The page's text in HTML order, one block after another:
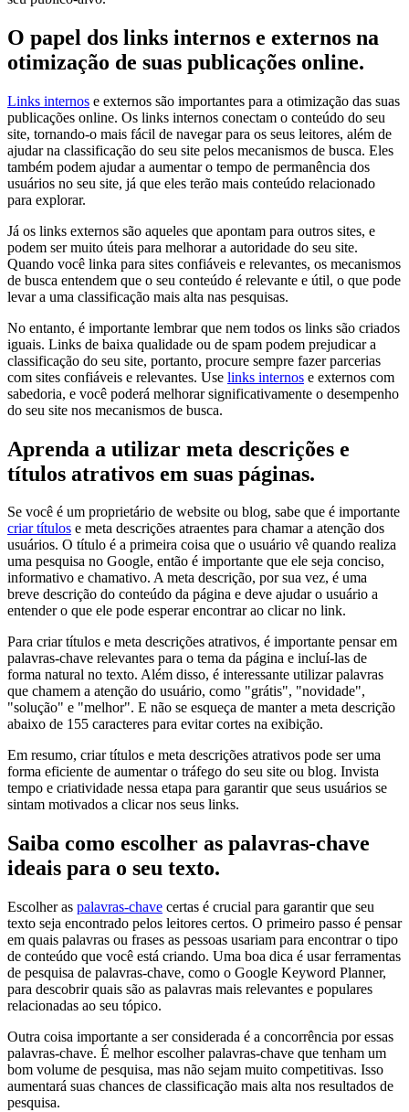
O papel dos links internos e externos na
otimização de suas publicações online.
Links internos e externos são importantes para a otimização das suas
publicações online. Os links internos conectam o conteúdo do seu
site, tornando-o mais fácil de navegar para os seus leitores, além de
ajudar na classificação do seu site pelos mecanismos de busca. Eles
também podem ajudar a aumentar o tempo de permanência dos
usuários no seu site, já que eles terão mais conteúdo relacionado
para explorar.
Já os links externos são aqueles que apontam para outros sites, e
podem ser muito úteis para melhorar a autoridade do seu site.
Quando você linka para sites confiáveis e relevantes, os mecanismos
de busca entendem que o seu conteúdo é relevante e útil, o que pode
levar a uma classificação mais alta nas pesquisas.
No entanto, é importante lembrar que nem todos os links são criados
iguais. Links de baixa qualidade ou de spam podem prejudicar a
classificação do seu site, portanto, procure sempre fazer parcerias
com sites confiáveis e relevantes. Use links internos e externos com
sabedoria, e você poderá melhorar significativamente o desempenho
do seu site nos mecanismos de busca.
Aprenda a utilizar meta descrições e
títulos atrativos em suas páginas.
Se você é um proprietário de website ou blog, sabe que é importante
criar títulos e meta descrições atraentes para chamar a atenção dos
usuários. O título é a primeira coisa que o usuário vê quando realiza
uma pesquisa no Google, então é importante que ele seja conciso,
informativo e chamativo. A meta descrição, por sua vez, é uma
breve descrição do conteúdo da página e deve ajudar o usuário a
entender o que ele pode esperar encontrar ao clicar no link.
Para criar títulos e meta descrições atrativos, é importante pensar em
palavras-chave relevantes para o tema da página e incluí-las de
forma natural no texto. Além disso, é interessante utilizar palavras
que chamem a atenção do usuário, como "grátis", "novidade",
"solução" e "melhor". E não se esqueça de manter a meta descrição
abaixo de 155 caracteres para evitar cortes na exibição.
Em resumo, criar títulos e meta descrições atrativos pode ser uma
forma eficiente de aumentar o tráfego do seu site ou blog. Invista
tempo e criatividade nessa etapa para garantir que seus usuários se
sintam motivados a clicar nos seus links.
Saiba como escolher as palavras-chave
ideais para o seu texto.
Escolher as palavras-chave certas é crucial para garantir que seu
texto seja encontrado pelos leitores certos. O primeiro passo é pensar
em quais palavras ou frases as pessoas usariam para encontrar o tipo
de conteúdo que você está criando. Uma boa dica é usar ferramentas
de pesquisa de palavras-chave, como o Google Keyword Planner,
para descobrir quais são as palavras mais relevantes e populares
relacionadas ao seu tópico.
Outra coisa importante a ser considerada é a concorrência por essas
palavras-chave. É melhor escolher palavras-chave que tenham um
bom volume de pesquisa, mas não sejam muito competitivas. Isso
aumentará suas chances de classificação mais alta nos resultados de
pesquisa.